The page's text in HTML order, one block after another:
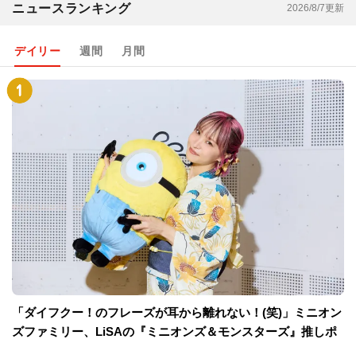
ニュースランキング 2026/8/7更新
デイリー 週間 月間
「ダイフクー！のフレーズが耳から離れない！(笑)」ミニオン
ズファミリー、LiSAの『ミニオンズ＆モンスターズ』推しポ